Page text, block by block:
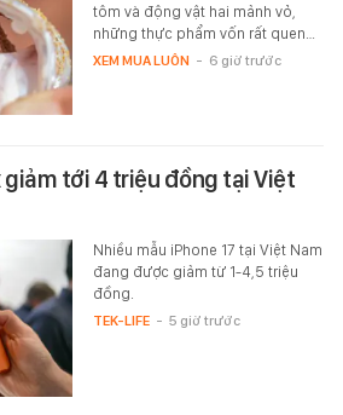
tôm và động vật hai mảnh vỏ,
những thực phẩm vốn rất quen…
XEM MUA LUÔN - 6 giờ trước
giảm tới 4 triệu đồng tại Việt
Nhiều mẫu iPhone 17 tại Việt Nam
đang được giảm từ 1-4,5 triệu
đồng.
TEK-LIFE - 5 giờ trước